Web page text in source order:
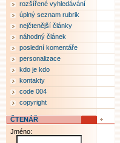
rozšířené vyhledávání
úplný seznam rubrik
nejčtenější články
náhodný článek
poslední komentáře
personalizace
kdo je kdo
kontakty
code 004
copyright
ČTENÁŘ
Jméno: